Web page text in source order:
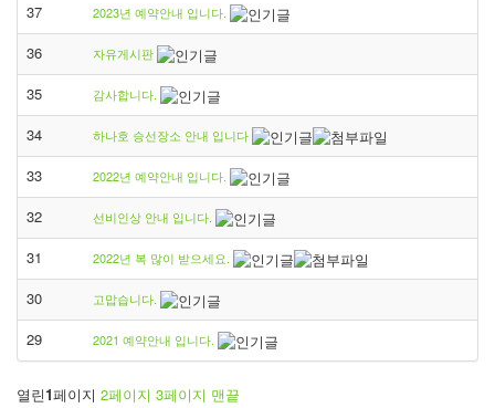
37 2023년 예약안내 입니다.
36 자유게시판
35 감사합니다.
34 하나호 승선장소 안내 입니다
33 2022년 예약안내 입니다.
32 선비인상 안내 입니다.
31 2022년 복 많이 받으세요.
30 고맙습니다.
29 2021 예약안내 입니다.
열린1페이지 2페이지 3페이지 맨끝